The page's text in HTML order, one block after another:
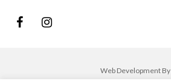
Web Development By